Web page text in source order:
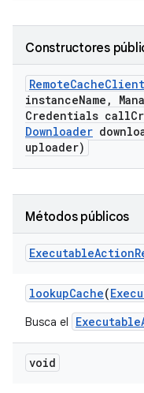
Constructores
RemoteCacheClient
instanceName ,
Credentials call
Downloader
uploader)
Métodos públicos
ExecutableAction
lookupCache(
Busca el
void